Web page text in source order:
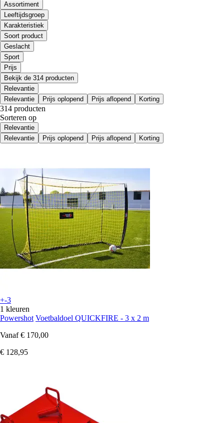
Assortiment
Leeftijdsgroep
Karakteristiek
Soort product
Geslacht
Sport
Prijs
Bekijk de 314 producten
Relevantie
Relevantie
Prijs oplopend Prijs aflopend Korting
314 producten
Sorteren op
Relevantie
Relevantie
Prijs oplopend Prijs aflopend Korting
+-3
1 kleuren
Powershot Voetbaldoel QUICKFIRE - 3 x 2 m
Vanaf € 170,00
€ 128,95